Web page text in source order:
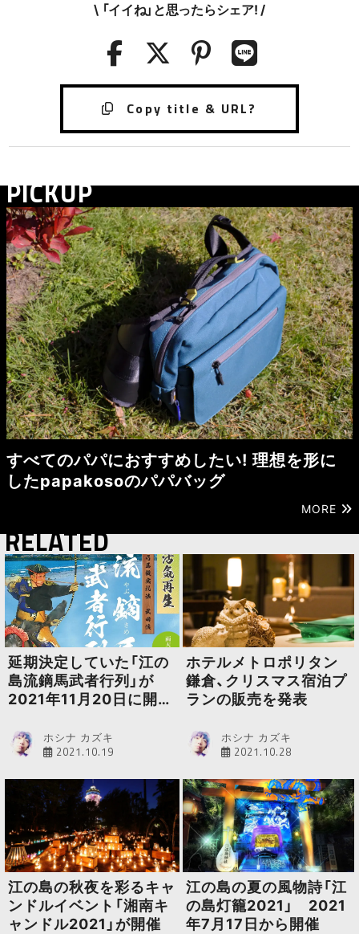
\ 「イイね」と思ったらシェア! /
PICKUP
すべてのパパにおすすめしたい! 理想を形に
したpapakosoのパパバッグ
MORE
RELATED
延期決定していた「江の
島流鏑馬武者行列」が
2021年11月20日に開催
ホシナ カズキ
2021.10.19
ホテルメトロポリタン
鎌倉、クリスマス宿泊プ
ランの販売を発表
ホシナ カズキ
2021.10.28
江の島の秋夜を彩るキャ
ンドルイベント「湘南キ
ャンドル2021」が開催
江の島の夏の風物詩「江
の島灯籠2021」 2021
年7月17日から開催